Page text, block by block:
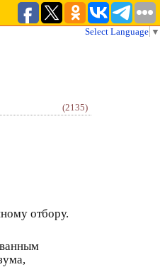
Select Language ▼
(2135)
отбору.